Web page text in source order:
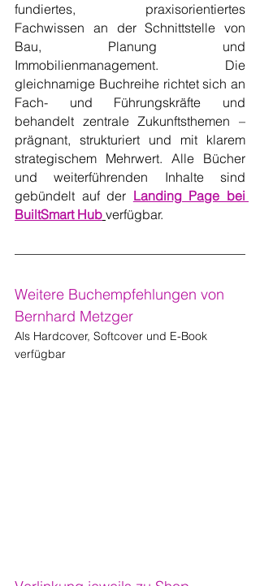
fundiertes, praxisorientiertes
Fachwissen an der Schnittstelle von
Bau, Planung und
Immobilienmanagement. Die
gleichnamige Buchreihe richtet sich an
Fach- und Führungskräfte und
behandelt zentrale Zukunftsthemen –
prägnant, strukturiert und mit klarem
strategischem Mehrwert. Alle Bücher
und weiterführenden Inhalte sind
gebündelt auf der Landing Page bei
BuiltSmart Hub verfügbar.
Weitere Buchempfehlungen von
Bernhard Metzger
Als Hardcover, Softcover und E-Book
verfügbar